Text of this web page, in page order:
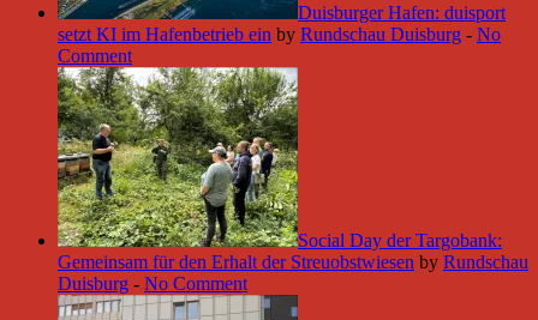
Duisburger Hafen: duisport
setzt KI im Hafenbetrieb ein by Rundschau Duisburg - No
Comment
Social Day der Targobank:
Gemeinsam für den Erhalt der Streuobstwiesen by Rundschau
Duisburg - No Comment